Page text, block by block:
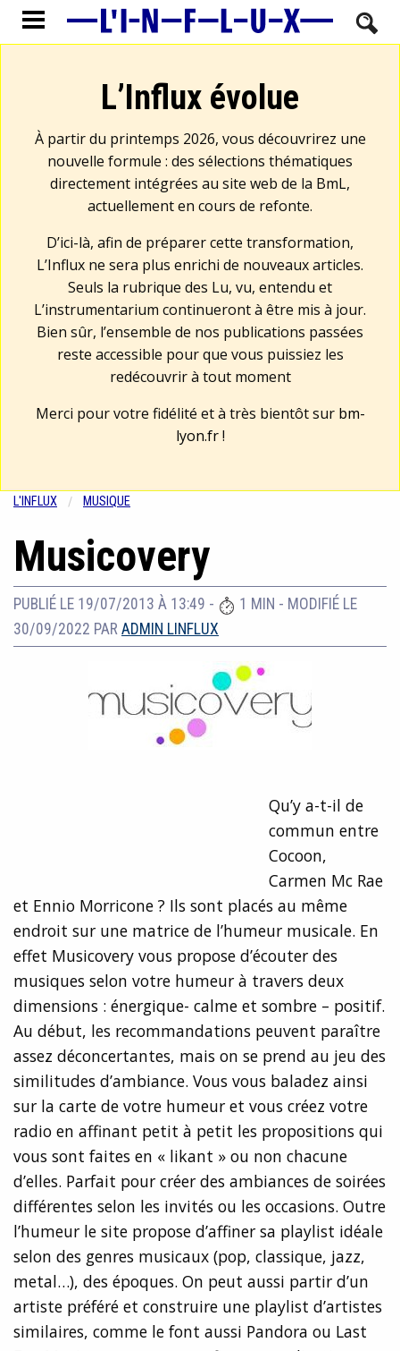
L’Influx évolue
À partir du printemps 2026, vous découvrirez une
nouvelle formule : des sélections thématiques
directement intégrées au site web de la BmL,
actuellement en cours de refonte.
D’ici-là, afin de préparer cette transformation,
L’Influx ne sera plus enrichi de nouveaux articles.
Seuls la rubrique des Lu, vu, entendu et
L’instrumentarium continueront à être mis à jour.
Bien sûr, l’ensemble de nos publications passées
reste accessible pour que vous puissiez les
redécouvrir à tout moment
Merci pour votre fidélité et à très bientôt sur bm-
lyon.fr!
L'INFLUX MUSIQUE
Musicovery
PUBLIÉ LE 19/07/2013 À 13:49 - 1 MIN - MODIFIÉ LE
30/09/2022 PAR ADMIN LINFLUX
Qu’y a-t-il de
commun entre
Cocoon,
Carmen Mc Rae
et Ennio Morricone ? Ils sont placés au même
endroit sur une matrice de l’humeur musicale. En
effet Musicovery vous propose d’écouter des
musiques selon votre humeur à travers deux
dimensions : énergique- calme et sombre – positif.
Au début, les recommandations peuvent paraître
assez déconcertantes, mais on se prend au jeu des
similitudes d’ambiance. Vous vous baladez ainsi
sur la carte de votre humeur et vous créez votre
radio en affinant petit à petit les propositions qui
vous sont faites en « likant » ou non chacune
d’elles. Parfait pour créer des ambiances de soirées
différentes selon les invités ou les occasions. Outre
l’humeur le site propose d’affiner sa playlist idéale
selon des genres musicaux (pop, classique, jazz,
metal…), des époques. On peut aussi partir d’un
artiste préféré et construire une playlist d’artistes
similaires, comme le font aussi Pandora ou Last